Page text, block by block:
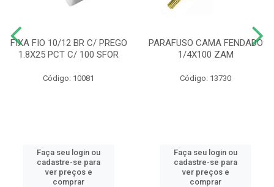
FIXA FIO 10/12 BR C/ PREGO
1.8X25 PCT C/ 100 SFOR
Código: 10081
Faça seu login ou
cadastre-se para
ver preços e
comprar
PARAFUSO CAMA FENDADO
1/4X100 ZAM
Código: 13730
Faça seu login ou
cadastre-se para
ver preços e
comprar